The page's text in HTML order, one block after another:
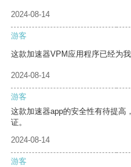
2024-08-14
游客
这款加速器VPM应用程序已经为
2024-08-14
游客
这款加速器app的安全性有待提高
证。
2024-08-14
游客